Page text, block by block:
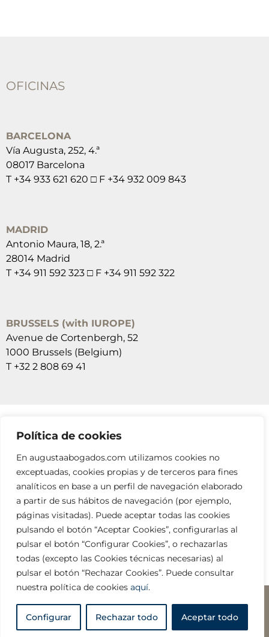
Política de cookies
En augustaabogados.com utilizamos cookies no
exceptuadas, cookies propias y de terceros para fines
analíticos en base a un perfil de navegación elaborado
a partir de sus hábitos de navegación (por ejemplo,
páginas visitadas). Puede aceptar todas las cookies
pulsando el botón “Aceptar Cookies”, configurarlas al
pulsar el botón “Configurar Cookies”, o rechazarlas
todas (excepto las Cookies técnicas necesarias) al
pulsar el botón “Rechazar Cookies”. Puede consultar
nuestra política de cookies aquí.
Configurar Rechazar todo Aceptar todo
OFICINAS
BARCELONA
Vía Augusta, 252, 4.ª
08017 Barcelona
T +34 933 621 620 □ F +34 932 009 843
MADRID
Antonio Maura, 18, 2.ª
28014 Madrid
T +34 911 592 323 □ F +34 911 592 322
BRUSSELS (with IUROPE)
Avenue de Cortenbergh, 52
1000 Brussels (Belgium)
T +32 2 808 69 41
SUSCRÍBETE A NUESTRAS NEWSLETTERS
RELLENA EL FORMULARIO
info@augustaabogados.com
Legal y privacidad□ Copyright ©2023 AUGUSTA
ABOGADOS